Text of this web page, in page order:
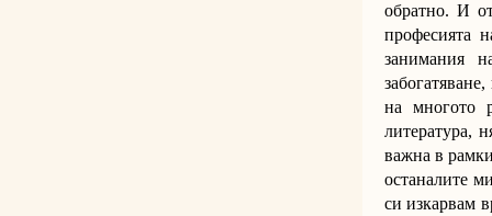
обратно. И
професията
занимания
на многото
литература,
важна в
останалите
си изкарвам